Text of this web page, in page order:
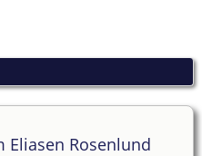
Eliasen Rosenlund